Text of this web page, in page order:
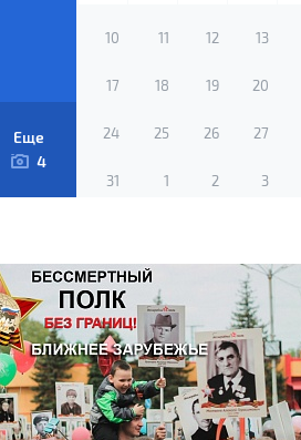
Еще
4
10 11 12 13
17 18 19 20
24 25 26 27
31 1 2 3